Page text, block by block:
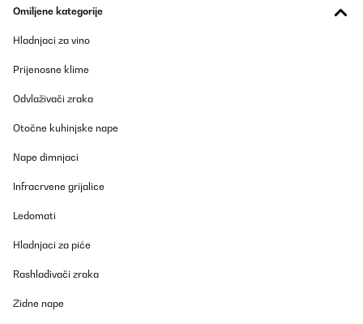
Omiljene kategorije
Hladnjaci za vino
Prijenosne klime
Odvlaživači zraka
Otočne kuhinjske nape
Nape dimnjaci
Infracrvene grijalice
Ledomati
Hladnjaci za piće
Rashlađivači zraka
Zidne nape